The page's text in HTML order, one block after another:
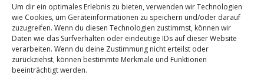
Um dir ein optimales Erlebnis zu bieten, verwenden wir Technologien
wie Cookies, um Geräteinformationen zu speichern und/oder darauf
zuzugreifen. Wenn du diesen Technologien zustimmst, können wir
Daten wie das Surfverhalten oder eindeutige IDs auf dieser Website
verarbeiten. Wenn du deine Zustimmung nicht erteilst oder
zurückziehst, können bestimmte Merkmale und Funktionen
beeinträchtigt werden.
Versicherung in Ingolstadt:
1.6.1Individuelle Policen mit
Zertifizierung: